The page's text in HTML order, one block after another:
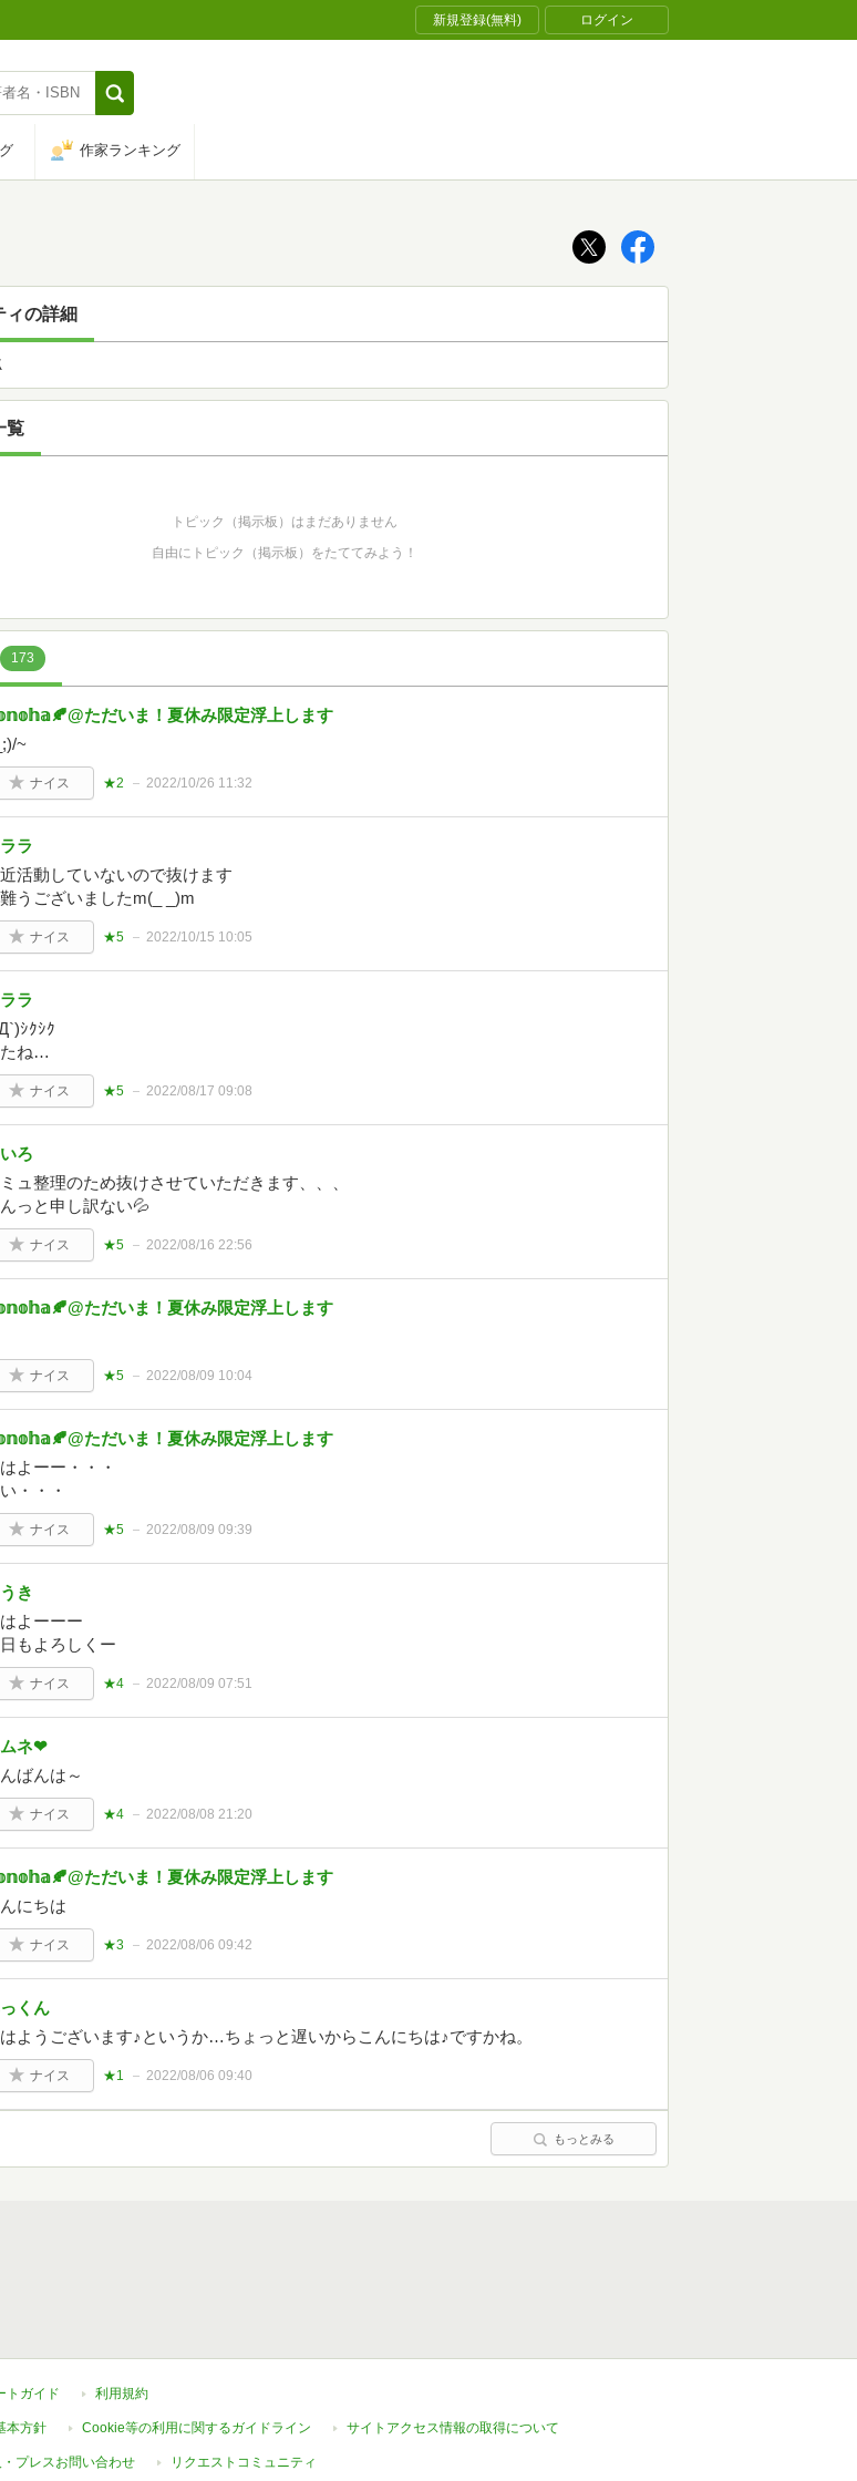
新規登録(無料) ログイン
作家ランキング
ィの詳細
覧
トピック（掲示板）はまだありません
自由にトピック（掲示板）をたててみよう！
173
ただいま！夏休み限定浮上します
~
ナイス ★2 2022/10/26 11:32
ラ
活動していないので抜けます
うございましたm(_ _)m
ナイス ★5 2022/10/15 10:05
ラ
ｼｸｼｸ
たね…
ナイス ★5 2022/08/17 09:08
ろ
ュ整理のため抜けさせていただきます、、、
っと申し訳ない💦
ナイス ★5 2022/08/16 22:56
ただいま！夏休み限定浮上します
ナイス ★5 2022/08/09 10:04
ただいま！夏休み限定浮上します
よーー・・・
・・・
ナイス ★5 2022/08/09 09:39
き
よーーー
もよろしくー
ナイス ★4 2022/08/09 07:51
ネ❤
ばんは～
ナイス ★4 2022/08/08 21:20
ただいま！夏休み限定浮上します
にちは
ナイス ★3 2022/08/06 09:42
くん
ようございます♪というか…ちょっと遅いからこんにちは♪ですかね。
ナイス ★1 2022/08/06 09:40
もっとみる
トガイド 利用規約
本方針 Cookie等の利用に関するガイドライン サイトアクセス情報の取得について
プレスお問い合わせ リクエストコミュニティ